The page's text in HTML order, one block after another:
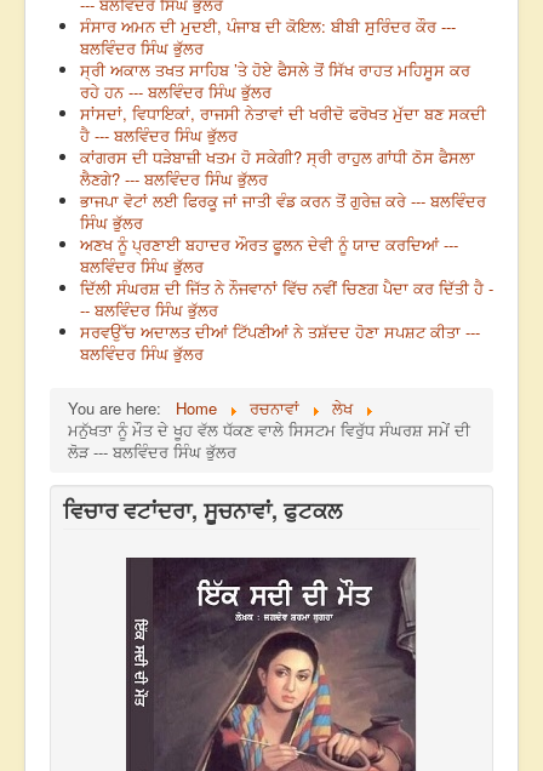
ਸੰਸਾਰ ਅਮਨ ਦੀ ਮੁਦਈ, ਪੰਜਾਬ ਦੀ ਕੋਇਲ: ਬੀਬੀ ਸੁਰਿੰਦਰ ਕੌਰ ---
ਬਲਵਿੰਦਰ ਸਿੰਘ ਭੁੱਲਰ
ਸ੍ਰੀ ਅਕਾਲ ਤਖਤ ਸਾਹਿਬ ’ਤੇ ਹੋਏ ਫੈਸਲੇ ਤੋਂ ਸਿੱਖ ਰਾਹਤ ਮਹਿਸੂਸ ਕਰ
ਰਹੇ ਹਨ --- ਬਲਵਿੰਦਰ ਸਿੰਘ ਭੁੱਲਰ
ਸਾਂਸਦਾਂ, ਵਿਧਾਇਕਾਂ, ਰਾਜਸੀ ਨੇਤਾਵਾਂ ਦੀ ਖਰੀਦੋ ਫਰੋਖਤ ਮੁੱਦਾ ਬਣ ਸਕਦੀ
ਹੈ --- ਬਲਵਿੰਦਰ ਸਿੰਘ ਭੁੱਲਰ
ਕਾਂਗਰਸ ਦੀ ਧੜੇਬਾਜ਼ੀ ਖਤਮ ਹੋ ਸਕੇਗੀ? ਸ੍ਰੀ ਰਾਹੁਲ ਗਾਂਧੀ ਠੋਸ ਫੈਸਲਾ
ਲੈਣਗੇ? --- ਬਲਵਿੰਦਰ ਸਿੰਘ ਭੁੱਲਰ
ਭਾਜਪਾ ਵੋਟਾਂ ਲਈ ਫਿਰਕੂ ਜਾਂ ਜਾਤੀ ਵੰਡ ਕਰਨ ਤੋਂ ਗੁਰੇਜ਼ ਕਰੇ --- ਬਲਵਿੰਦਰ
ਸਿੰਘ ਭੁੱਲਰ
ਅਣਖ ਨੂੰ ਪ੍ਰਣਾਈ ਬਹਾਦਰ ਔਰਤ ਫੂਲਨ ਦੇਵੀ ਨੂੰ ਯਾਦ ਕਰਦਿਆਂ ---
ਬਲਵਿੰਦਰ ਸਿੰਘ ਭੁੱਲਰ
ਦਿੱਲੀ ਸੰਘਰਸ਼ ਦੀ ਜਿੱਤ ਨੇ ਨੌਜਵਾਨਾਂ ਵਿੱਚ ਨਵੀਂ ਚਿਣਗ ਪੈਦਾ ਕਰ ਦਿੱਤੀ ਹੈ -
-- ਬਲਵਿੰਦਰ ਸਿੰਘ ਭੁੱਲਰ
ਸਰਵਉੱਚ ਅਦਾਲਤ ਦੀਆਂ ਟਿੱਪਣੀਆਂ ਨੇ ਤਸ਼ੱਦਦ ਹੋਣਾ ਸਪਸ਼ਟ ਕੀਤਾ ---
ਬਲਵਿੰਦਰ ਸਿੰਘ ਭੁੱਲਰ
You are here: Home ਰਚਨਾਵਾਂ
ਲੇਖ
ਮਨੁੱਖਤਾ ਨੂੰ ਮੌਤ ਦੇ ਖੂਹ ਵੱਲ ਧੱਕਣ ਵਾਲੇ ਸਿਸਟਮ ਵਿਰੁੱਧ ਸੰਘਰਸ਼ ਸਮੇਂ ਦੀ
ਲੋੜ --- ਬਲਵਿੰਦਰ ਸਿੰਘ ਭੁੱਲਰ
ਵਿਚਾਰ ਵਟਾਂਦਰਾ, ਸੂਚਨਾਵਾਂ, ਫੁਟਕਲ